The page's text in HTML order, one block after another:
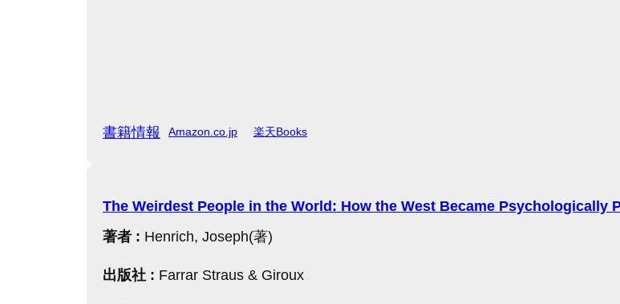
書籍情報 Amazon.co.jp 楽天Books
The Weirdest People in the World: How the West Became Psychologically
著者 : Henrich, Joseph(著)
出版社 : Farrar Straus & Giroux